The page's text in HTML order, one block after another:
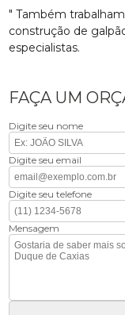
" Também
construção de
especialistas.
FAÇA UM
Digite seu nome
Digite seu email
Digite seu telefone
Mensagem